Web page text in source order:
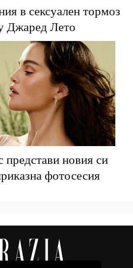
в сексуален тормоз
Джаред Лето
представи новия си
фотосесия